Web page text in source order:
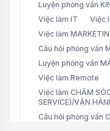
Luyện phỏng vấn
Việc làm IT
Việc
Việc làm
Câu hỏi phỏng vấn
Luyện phỏng vấn
Việc làm Remote
Việc làm CHĂM
SERVICE)/VẬN
Câu hỏi phỏng vấn